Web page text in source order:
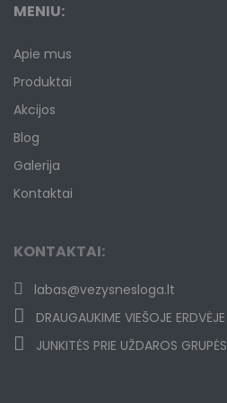
MENIU:
Apie mus
Produktai
Akcijos
Blog
Galerija
Kontaktai
KONTAKTAI:
labas@vezysnesloga.lt
DRAUGAUKIME VIEŠOJE ERDVĖJE
JUNKITĖS PRIE UŽDAROS GRUPĖS